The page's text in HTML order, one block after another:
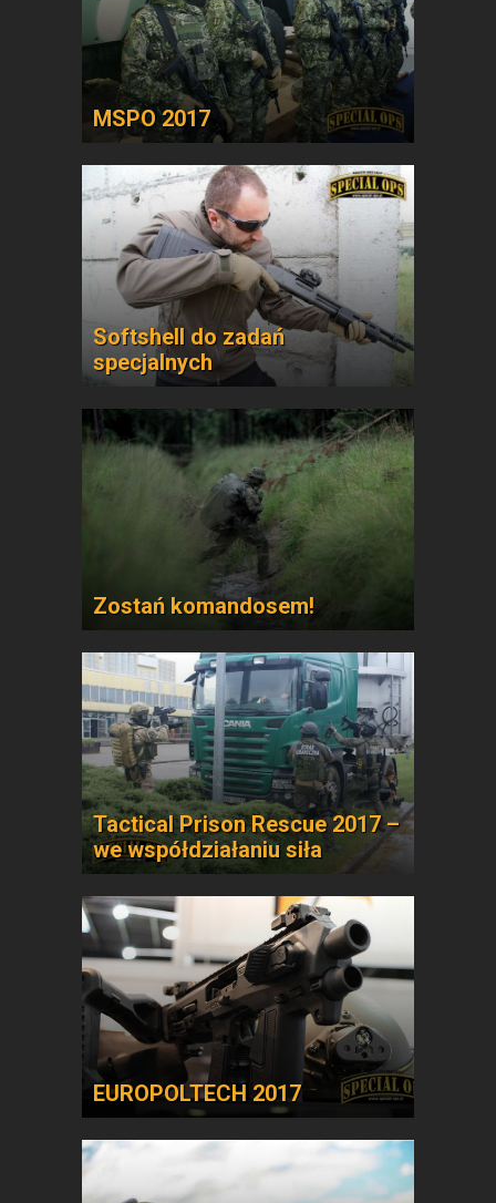
MSPO 2017
Softshell do zadań
specjalnych
Zostań komandosem!
Tactical Prison Rescue 2017 –
we współdziałaniu siła
EUROPOLTECH 2017